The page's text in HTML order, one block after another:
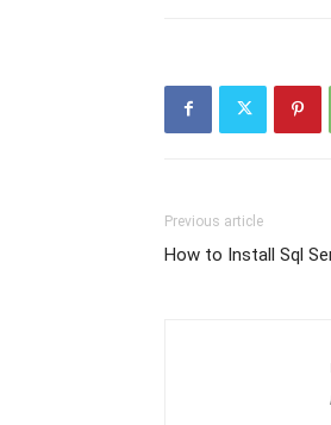
Previous article
How to Install Sql